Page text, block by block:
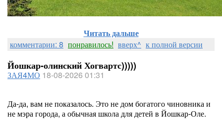
Читать дальше
комментарии: 8 понравилось! вверх^ к полной версии
Йошкар-олинский Хогвартс)))))
ЗАЯ4МО 18-08-2026 01:31
Да-да, вам не показалось. Это не дом богатого чиновника и
не мэра города, а обычная школа для детей в Йошкар-Оле.